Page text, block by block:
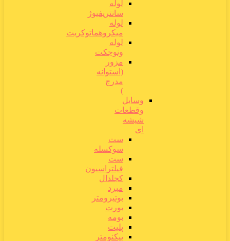
لوله
سانتریفیوژ
لوله
میکروهماتوکریت
لوله
ونوجکت
مزور
(استوانه
مدرج
)
وسایل
وقطعات
شیشه
ای
ست
سوکسله
ست
فیلتراسیون
کجلدال
مبرد
بوتیرومتر
بورت
بومه
پلیت
پیکنومتر